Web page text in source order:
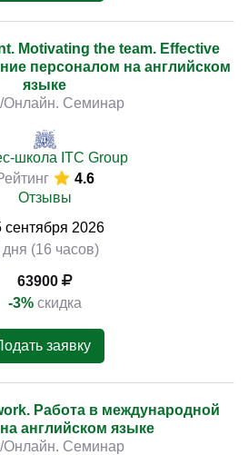
Motivating the team. Effective
персоналом на английском
языке
Онлайн. Семинар
школа ITC Group
4.6
Отзывы
сентября 2026
дня (16 часов)
63900
-3% скидка
заявку
Работа в международной
английском языке
Онлайн. Семинар